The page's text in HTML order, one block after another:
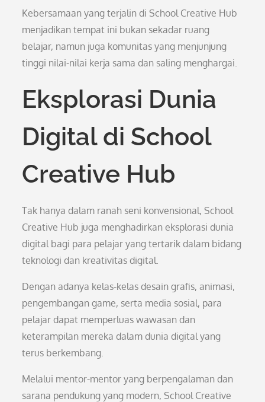
Kebersamaan yang terjalin di School Creative Hub
menjadikan tempat ini bukan sekadar ruang
belajar, namun juga komunitas yang menjunjung
tinggi nilai-nilai kerja sama dan saling menghargai.
Eksplorasi Dunia
Digital di School
Creative Hub
Tak hanya dalam ranah seni konvensional, School
Creative Hub juga menghadirkan eksplorasi dunia
digital bagi para pelajar yang tertarik dalam bidang
teknologi dan kreativitas digital.
Dengan adanya kelas-kelas desain grafis, animasi,
pengembangan game, serta media sosial, para
pelajar dapat memperluas wawasan dan
keterampilan mereka dalam dunia digital yang
terus berkembang.
Melalui mentor-mentor yang berpengalaman dan
sarana pendukung yang modern, School Creative